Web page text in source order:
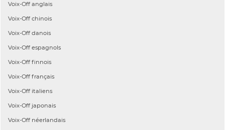
Voix-Off anglais
Voix-Off chinois
Voix-Off danois
Voix-Off espagnols
Voix-Off finnois
Voix-Off français
Voix-Off italiens
Voix-Off japonais
Voix-Off néerlandais